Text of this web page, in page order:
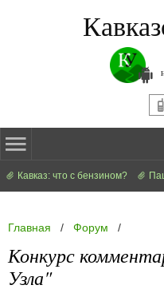
Кавказ: что с бензином?
Главная / Форум /
Конкурс
Узла"